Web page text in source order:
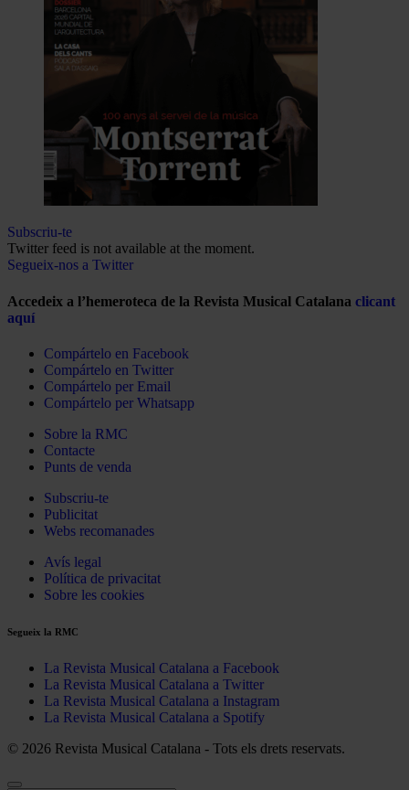
Subscriu-te
Twitter feed is not available at the moment.
Segueix-nos a Twitter
Accedeix a l’hemeroteca de la Revista Musical Catalana clicant
aquí
Compártelo en Facebook
Compártelo en Twitter
Compártelo per Email
Compártelo per Whatsapp
Sobre la RMC
Contacte
Punts de venda
Subscriu-te
Publicitat
Webs recomanades
Avís legal
Política de privacitat
Sobre les cookies
Segueix la RMC
La Revista Musical Catalana a Facebook
La Revista Musical Catalana a Twitter
La Revista Musical Catalana a Instagram
La Revista Musical Catalana a Spotify
© 2026 Revista Musical Catalana - Tots els drets reservats.